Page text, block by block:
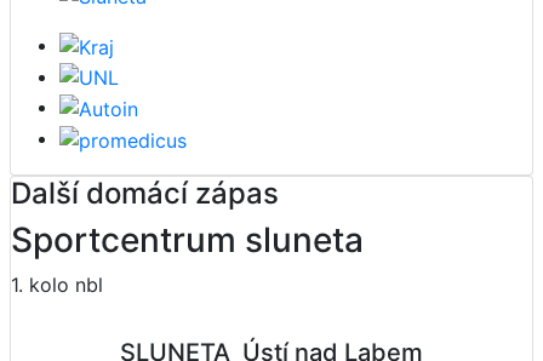
Další domácí zápas
Sportcentrum sluneta
1. kolo nbl
SLUNETA  Ústí nad Labem